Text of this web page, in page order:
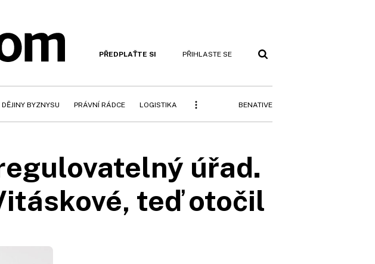
PŘEDPLAŤTE SI PŘIHLASTE SE
DĚJINY BYZNYSU PRÁVNÍ RÁDCE LOGISTIKA BENATIVE
úřad.
teď otočil